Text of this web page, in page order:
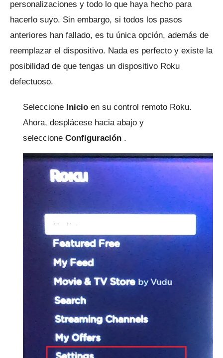
personalizaciones y todo lo que haya hecho para
hacerlo suyo. Sin embargo, si todos los pasos
anteriores han fallado, es tu única opción, además de
reemplazar el dispositivo. Nada es perfecto y existe la
posibilidad de que tengas un dispositivo Roku
defectuoso.
Seleccione Inicio en su control remoto Roku.
Ahora, desplácese hacia abajo y
seleccione Configuración .